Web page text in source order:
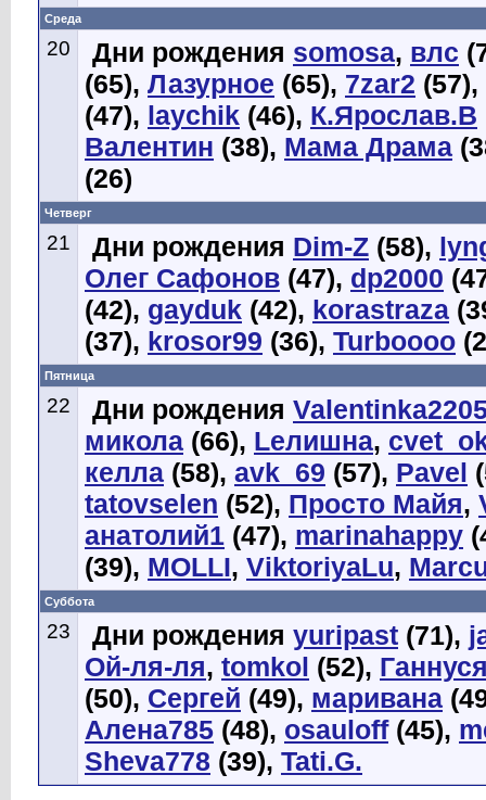
Среда
20 Дни рождения somosa, влс
(65), Лазурное (65), 7zar2 (57),
(47), laychik (46), К.Ярослав.В
Валентин (38), Мама Драма
(26)
Четверг
21 Дни рождения Dim-Z (58),
Олег Сафонов (47), dp2000
(42), gayduk (42), korastraza
(37), krosor99 (36), Turboooo
Пятница
22 Дни рождения
микола (66), Lелишна,
келла (58), avk_69 (57), Pavel
tatovselen (52), Просто Майя,
анатолий1 (47), marinahappy
(39), MOLLI, ViktoriyaLu,
Суббота
23 Дни рождения yuripast (71),
Ой-ля-ля, tomkol (52),
(50), Сергей (49), маривана
Алена785 (48), osauloff(45),
Sheva778 (39), Tati.G.